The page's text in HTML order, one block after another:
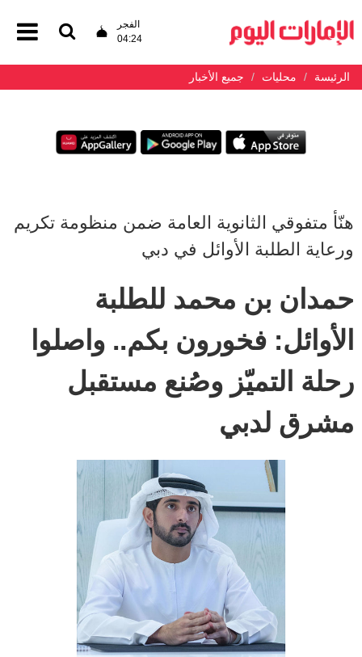
الفجر
04:24
الرئيسة محليات جميع الأخبار
هنّأ متفوقي الثانوية العامة ضمن منظومة تكريم
ورعاية الطلبة الأوائل في دبي
حمدان بن محمد للطلبة
الأوائل: فخورون بكم.. واصلوا
رحلة التميّز وصُنع مستقبل
مشرق لدبي